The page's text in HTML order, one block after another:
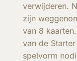
verwijderen.
zijn
van 8
van de
spelvorm